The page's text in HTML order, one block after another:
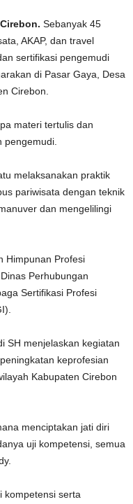
Sebanyak 45
AKAP, dan travel
sertifikasi pengemudi
di Pasar Gaya, Desa
Cirebon.
materi tertulis dan
melaksanakan praktik
pariwisata dengan teknik
dan mengelilingi
Himpunan Profesi
Perhubungan
Sertifikasi Profesi
SH menjelaskan kegiatan
keprofesian
Kabupaten Cirebon
menciptakan jati diri
uji kompetensi, semua
kompetensi serta